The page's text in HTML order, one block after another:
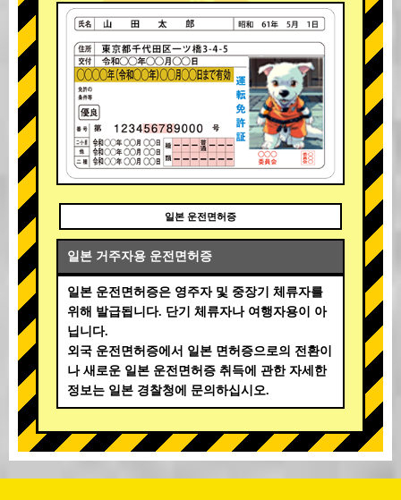
일본 운전면허증
일본 거주자용 운전면허증
일본 운전면허증은 영주자 및 중장기 체류자를
위해 발급됩니다. 단기 체류자나 여행자용이 아
닙니다.
외국 운전면허증에서 일본 면허증으로의 전환이
나 새로운 일본 운전면허증 취득에 관한 자세한
정보는 일본 경찰청에 문의하십시오.